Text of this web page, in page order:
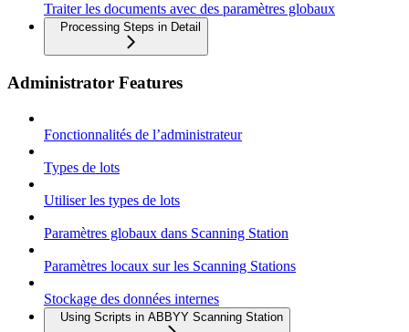
Traiter les documents avec des paramètres globaux
Processing Steps in Detail
Administrator Features
Fonctionnalités de l’administrateur
Types de lots
Utiliser les types de lots
Paramètres globaux dans Scanning Station
Paramètres locaux sur les Scanning Stations
Stockage des données internes
Using Scripts in ABBYY Scanning Station